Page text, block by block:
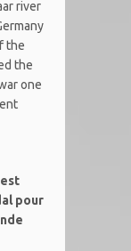
river
the
the
one
pour